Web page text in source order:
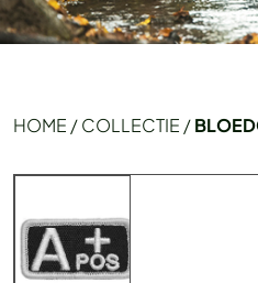
HOME /COLLECTIE /